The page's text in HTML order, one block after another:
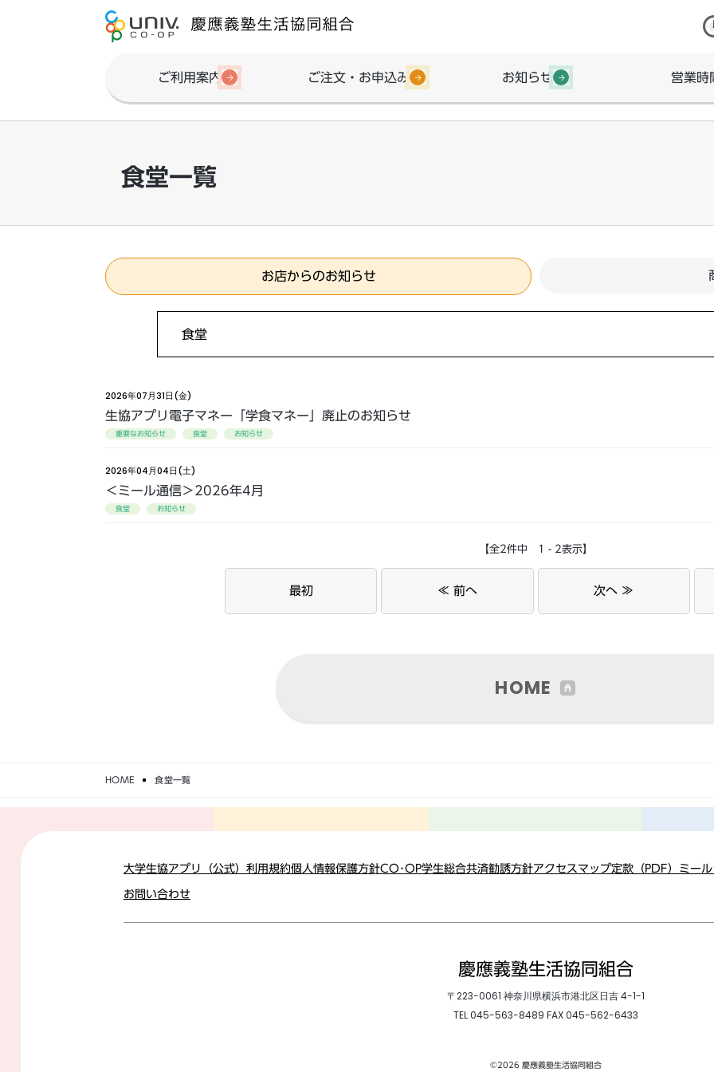
ご利用案内 ご注文・お申込み お知らせ 営業時
食堂一覧
お店からのお知らせ
2026年07月31日(金)
生協アプリ電子マネー「学食マネー」廃止のお知らせ
重要なお知らせ 食堂 お知らせ
2026年04月04日(土)
＜ミール通信＞2026年4月
食堂 お知らせ
【全2件中 1 - 2表示】
最初 ≪ 前へ 次へ ≫
HOME
HOME 食堂一覧
大学生協アプリ（公式）利用規約個人情報保護方針CO･OP学生総合共済勧誘方針アクセスマップ定款（PDF） ミー
お問い合わせ
慶應義塾生活協同組合
〒223-0061 神奈川県横浜市港北区日吉 4-1-1
TEL045-563-8489 FAX 045-562-6433
©2026 慶應義塾生活協同組合